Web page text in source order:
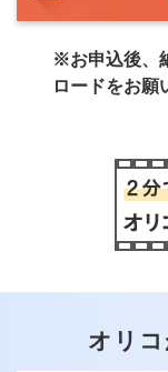
※お申込後、
ロードをお願
オリ